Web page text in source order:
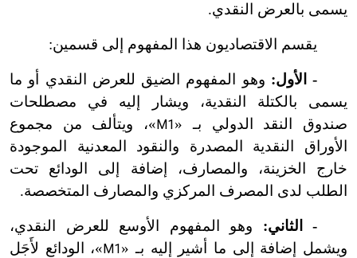
يسمى بالعرض النقدي.
يقسم الاقتصاديون هذا المفهوم إلى قسمين:
- الأول: وهو المفهوم الضيق للعرض النقدي أو ما
يسمى بالكتلة النقدية، ويشار إليه في مصطلحات
صندوق النقد الدولي بـ « M1 »، ويتألف من مجموع
الأوراق النقدية المصدرة والنقود المعدنية الموجودة
خارج الخزينة، والمصارف، إضافة إلى الودائع تحت
الطلب لدى المصرف المركزي والمصارف المتخصصة.
- الثاني: وهو المفهوم الأوسع للعرض النقدي،
ويشمل إضافة إلى ما أشير إليه بـ « M1 »، الودائع لأَجَل